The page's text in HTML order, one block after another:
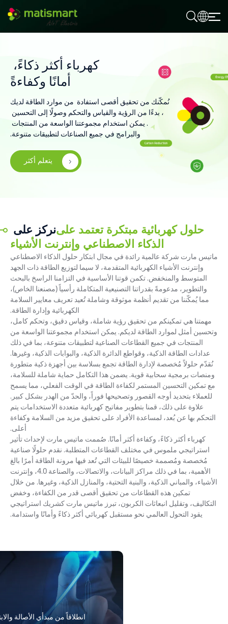
ت
كهرباء أكثر ذكاءً،
أمانًا وكفاءةً
نُمكّنك من تحقيق أقصى استفادة من موارد الطاقة لديك
، بدءًا من الرؤية والقياس والتحكم وصولًا إلى التحسين
. يمكن استخدام مجموعتنا الواسعة من المنتجات
والبرامج في جميع الصناعات لتطبيقات متنوعة.
يتعلم أكثر
نركز علىحلول كهربائية مبتكرة تعتمد على
الذكاء الاصطناعي وإنترنت الأشياء
ماتيس مارت شركة عالمية رائدة في مجال ابتكار حلول الذكاء الاصطناعي
وإنترنت الأشياء الكهربائية المتقدمة، لا سيما لتوزيع الطاقة ذات الجهد
المتوسط ​​والمنخفض. تكمن قوتنا الأساسية في التزامنا الراسخ بالبحث
والتطوير، مدعومةً بقدراتنا التصنيعية المتكاملة رأسياً (مصنعنا الخاص)،
مما يُمكّننا من تقديم أنظمة موثوقة وشاملة تُعيد تعريف معايير السلامة
الكهربائية وإدارة الطاقة.
مهمتنا هي تمكينكم من تحقيق رؤية شاملة، وقياس دقيق، وتحكم كامل،
وتحسين أمثل لموارد الطاقة لديكم. يمكن استخدام مجموعتنا الواسعة من
المنتجات في جميع القطاعات الصناعية لتطبيقات متنوعة، بما في ذلك
عدادات الطاقة الذكية، وقواطع الدائرة الذكية، والبوابات الذكية، وغيرها.
نُقدّم حلولاً مُخصصة لإدارة الطاقة تجمع بسلاسة بين أجهزة ذكية متطورة
ومنصات برمجية سحابية قوية. يضمن هذا التكامل حماية شاملة للسلامة،
مع تمكين التحسين المستمر لكفاءة الطاقة في الوقت الفعلي، مما يسمح
للعملاء بتحديد أوجه القصور وتصحيحها فوراً، والحدّ من الهدر بشكل كبير.
علاوة على ذلك، قمنا بتطوير مفاتيح كهربائية متعددة الاستخدامات يتم
التحكم بها عن بُعد، لمساعدة الأفراد على تحقيق مزيد من السلامة وكفاءة
أعلى.
كهرباء أكثر ذكاءً، وكفاءة أكثر أمانًا. صُممت ماتيس مارت لإحداث تأثير
استراتيجي ملموس في مختلف القطاعات المتطلبة. نقدم حلولًا صناعية
مُخصصة ومُصممة خصيصًا للبيئات التي تُعد فيها مرونة الطاقة أمرًا بالغ
الأهمية، بما في ذلك مراكز البيانات، والاتصالات، والصناعة 4.0، وإنترنت
الأشياء، والمباني الذكية، والبنية التحتية، والمنازل الذكية، وغيرها. من خلال
تمكين هذه القطاعات من تحقيق أقصى قدر من الكفاءة، وخفض
التكاليف، وتقليل انبعاثات الكربون، تبرز ماتيس مارت كشريك استراتيجي
يقود التحول العالمي نحو مستقبل كهربائي أكثر ذكاءً وأمانًا واستدامة.
انطلاقاً من مبدأي الأصالة